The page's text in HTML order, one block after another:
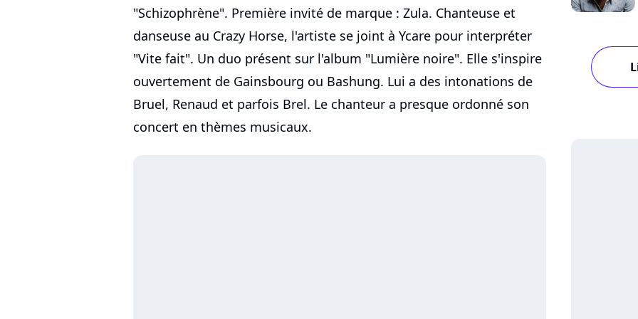
"Schizophrène". Première invité de marque : Zula. Chanteuse et
danseuse au Crazy Horse, l'artiste se joint à Ycare pour interpréter
"Vite fait". Un duo présent sur l'album "Lumière noire". Elle s'inspire
ouvertement de Gainsbourg ou Bashung. Lui a des intonations de
Bruel, Renaud et parfois Brel. Le chanteur a presque ordonné son
concert en thèmes musicaux.